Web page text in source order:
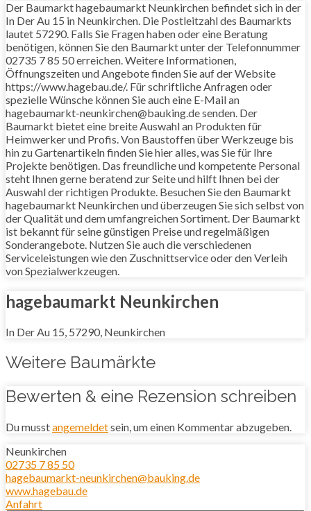
Der Baumarkt hagebaumarkt Neunkirchen befindet sich in der
In Der Au 15 in Neunkirchen. Die Postleitzahl des Baumarkts
lautet 57290. Falls Sie Fragen haben oder eine Beratung
benötigen, können Sie den Baumarkt unter der Telefonnummer
02735 7 85 50 erreichen. Weitere Informationen,
Öffnungszeiten und Angebote finden Sie auf der Website
https://www.hagebau.de/. Für schriftliche Anfragen oder
spezielle Wünsche können Sie auch eine E-Mail an
hagebaumarkt-neunkirchen@bauking.de senden. Der
Baumarkt bietet eine breite Auswahl an Produkten für
Heimwerker und Profis. Von Baustoffen über Werkzeuge bis
hin zu Gartenartikeln finden Sie hier alles, was Sie für Ihre
Projekte benötigen. Das freundliche und kompetente Personal
steht Ihnen gerne beratend zur Seite und hilft Ihnen bei der
Auswahl der richtigen Produkte. Besuchen Sie den Baumarkt
hagebaumarkt Neunkirchen und überzeugen Sie sich selbst von
der Qualität und dem umfangreichen Sortiment. Der Baumarkt
ist bekannt für seine günstigen Preise und regelmäßigen
Sonderangebote. Nutzen Sie auch die verschiedenen
Serviceleistungen wie den Zuschnittservice oder den Verleih
von Spezialwerkzeugen.
hagebaumarkt Neunkirchen
In Der Au 15, 57290, Neunkirchen
Weitere Baumärkte
Bewerten & eine Rezension schreiben
Du musstangemeldetsein, um einen Kommentar abzugeben.
Neunkirchen
02735 7 85 50
hagebaumarkt-neunkirchen@bauking.de
www.hagebau.de
Anfahrt